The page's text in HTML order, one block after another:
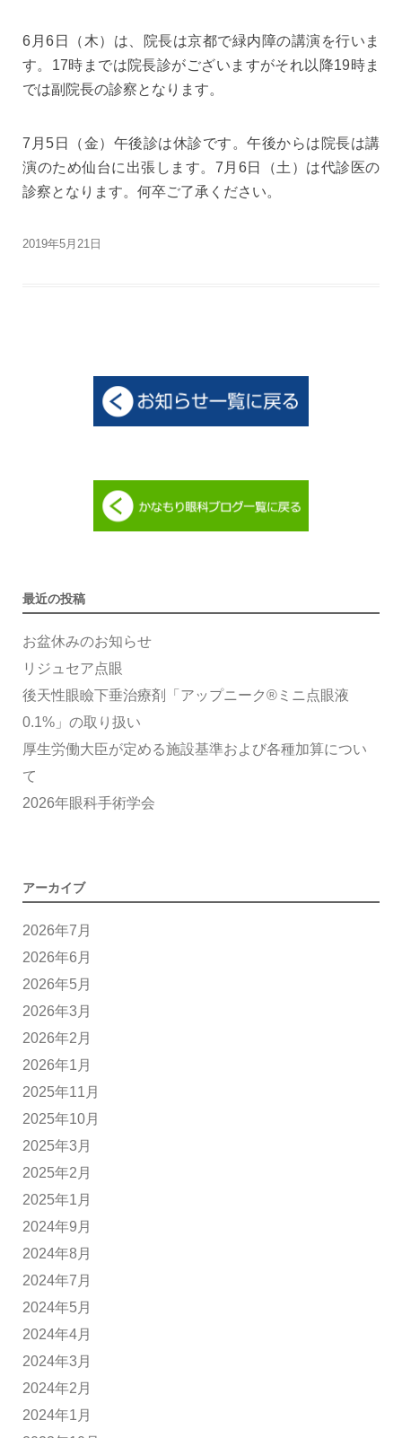
6月6日（木）は、院長は京都で緑内障の講演を行いま
す。17時までは院長診がございますがそれ以降19時ま
では副院長の診察となります。
7月5日（金）午後診は休診です。午後からは院長は講
演のため仙台に出張します。7月6日（土）は代診医の
診察となります。何卒ご了承ください。
2019年5月21日
最近の投稿
お盆休みのお知らせ
リジュセア点眼
後天性眼瞼下垂治療剤「アップニーク®ミニ点眼液
0.1%」の取り扱い
厚生労働大臣が定める施設基準および各種加算につい
て
2026年眼科手術学会
アーカイブ
2026年7月
2026年6月
2026年5月
2026年3月
2026年2月
2026年1月
2025年11月
2025年10月
2025年3月
2025年2月
2025年1月
2024年9月
2024年8月
2024年7月
2024年5月
2024年4月
2024年3月
2024年2月
2024年1月